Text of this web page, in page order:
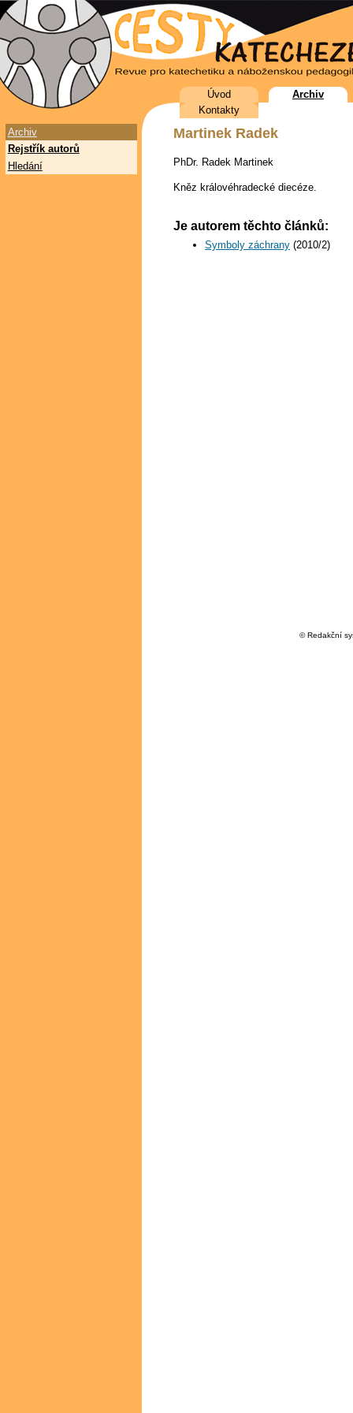
Úvod
Archiv
Kontakty
Archiv
Rejstřík autorů
Hledání
Martinek Radek
PhDr. Radek Martinek
Kněz královéhradecké diecéze.
Je autorem těchto článků:
Symboly záchrany (2010/2)
© Redakční